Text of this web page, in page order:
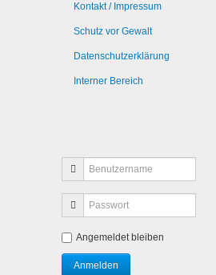
Kontakt / Impressum
Schutz vor Gewalt
Datenschutzerklärung
Interner Bereich
Angemeldet bleiben